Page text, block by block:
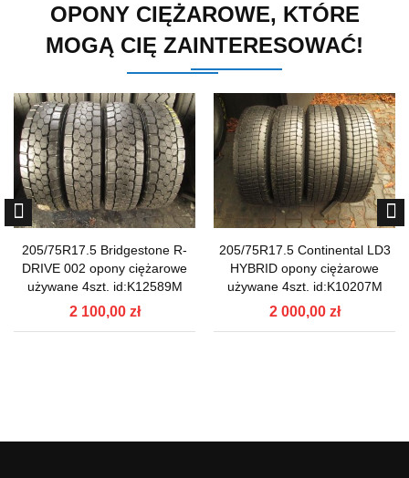
OPONY CIĘŻAROWE, KTÓRE
MOGĄ CIĘ ZAINTERESOWAĆ!
205/75R17.5 Bridgestone R-
DRIVE 002 opony ciężarowe
używane 4szt. id:K12589M
2 100,00 zł
205/75R17.5 Continental LD3
HYBRID opony ciężarowe
używane 4szt. id:K10207M
2 000,00 zł